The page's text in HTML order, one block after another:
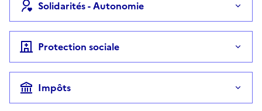
Solidarités - Autonomie
Protection sociale
Impôts